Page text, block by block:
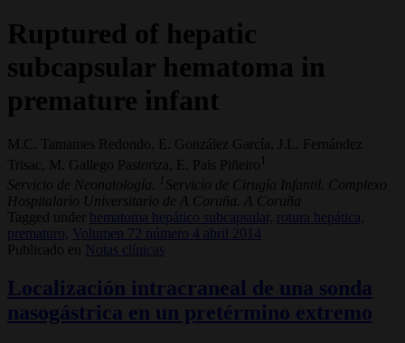
Ruptured of hepatic
subcapsular hematoma in
premature infant
M.C. Tamames Redondo, E. González García, J.L. Fernández
Trisac, M. Gallego Pastoriza, E. Pais Piñeiro 1
Servicio de Neonatología. 1 Servicio de Cirugía Infantil. Complexo
Hospitalario Universitario de A Coruña. A Coruña
Tagged under
hematoma hepático subcapsular,
rotura hepática,
prematuro,
Volumen 72 número 4 abril 2014
Publicado en
Notas clínicas
Localización intracraneal de una sonda
nasogástrica en un pretérmino extremo